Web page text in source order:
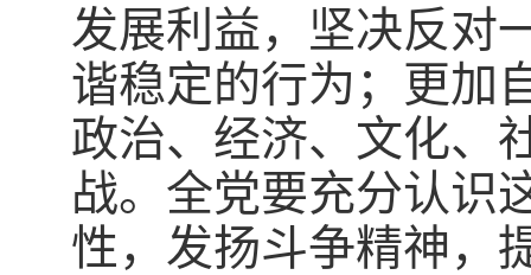
发展利益，坚决反对
谐稳定的行为；更加
政治、经济、文化、
战。全党要充分认识
性，发扬斗争精神，